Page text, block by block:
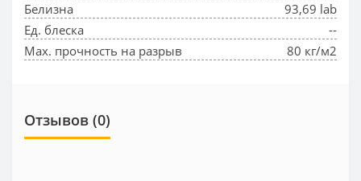
Белизна
93,69 lab
Ед. блеска
--
Max. прочность на разрыв
80 кг/м2
Отзывов (0)